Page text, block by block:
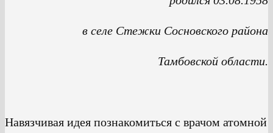
в селе Стежки Сосновского района
Тамбовской области.
Навязчивая идея познакомиться с врачом атомной